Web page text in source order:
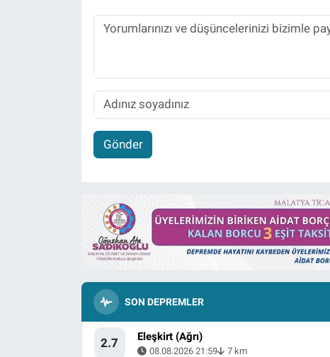
Gönder
SON DEPREMLER
2.7 Eleşkirt (Ağrı)
08.08.2026 21:59 7 km